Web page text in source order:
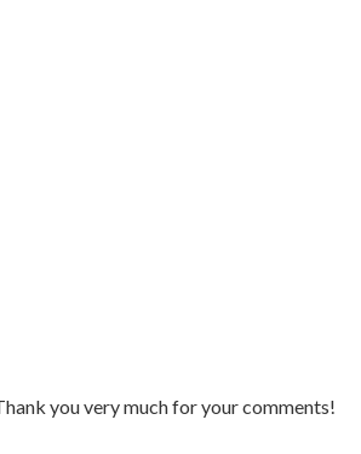
you very much for your comments!